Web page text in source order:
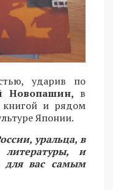
ударив по
Новопашин, в
книгой и рядом
Японии.
уральца, в
литературы, и
для вас самым